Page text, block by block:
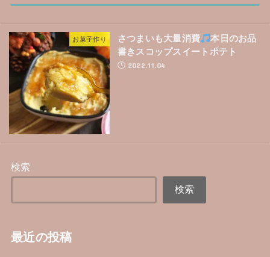
お菓子作り さつまいも大量消費
本日のお品
書きスコップスイートポテト
2022.11.04
検索
検索
最近の投稿